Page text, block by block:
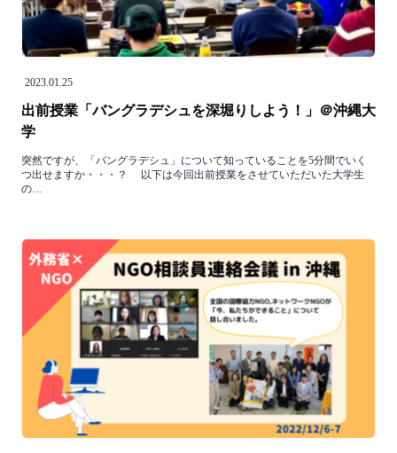
2023.01.25
出前授業「バングラデシュを深堀りしよう！」＠沖縄大
学
突然ですが、「バングラデシュ」について知っていることを5分間でいく
つ出せますか・・・？ 以下は今回出前授業をさせていただいた大学生
の…